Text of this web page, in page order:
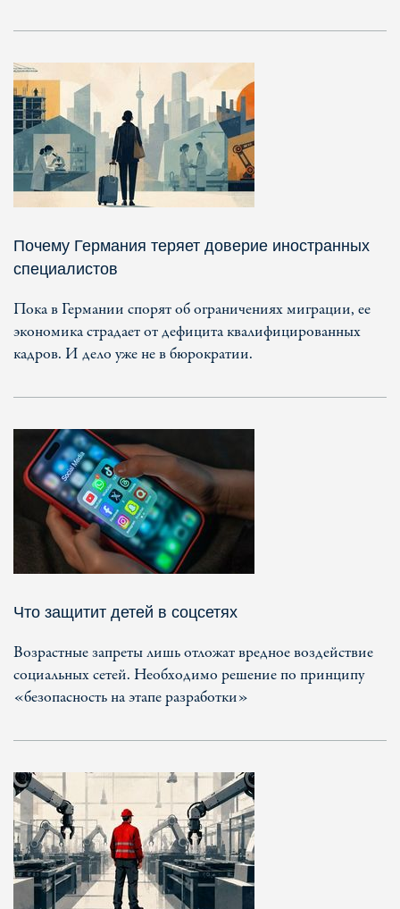
Почему Германия теряет доверие иностранных
специалистов
Пока в Германии спорят об ограничениях миграции, ее
экономика страдает от дефицита квалифицированных
кадров. И дело уже не в бюрократии.
Что защитит детей в соцсетях
Возрастные запреты лишь отложат вредное воздействие
социальных сетей. Необходимо решение по принципу
«безопасность на этапе разработки»